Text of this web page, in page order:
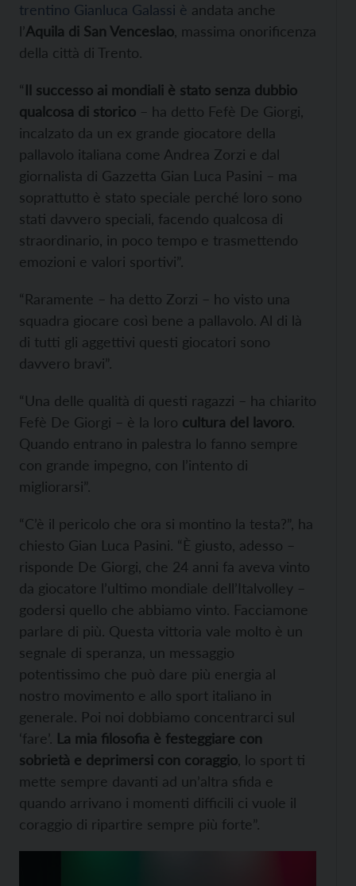
trentino Gianluca Galassi è andata anche
l’Aquila di San Venceslao , massima onorificenza
della città di Trento.
“Il successo ai mondiali è stato senza dubbio
qualcosa di storico – ha detto Fefè De Giorgi,
incalzato da un ex grande giocatore della
pallavolo italiana come Andrea Zorzi e dal
giornalista di Gazzetta Gian Luca Pasini – ma
soprattutto è stato speciale perché loro sono
stati davvero speciali, facendo qualcosa di
straordinario, in poco tempo e trasmettendo
emozioni e valori sportivi”.
“Raramente – ha detto Zorzi – ho visto una
squadra giocare così bene a pallavolo. Al di là
di tutti gli aggettivi questi giocatori sono
davvero bravi”.
“Una delle qualità di questi ragazzi – ha chiarito
Fefè De Giorgi – è la loro cultura del lavoro.
Quando entrano in palestra lo fanno sempre
con grande impegno, con l’intento di
migliorarsi”.
“C’è il pericolo che ora si montino la testa?”, ha
chiesto Gian Luca Pasini. “È giusto, adesso –
risponde De Giorgi, che 24 anni fa aveva vinto
da giocatore l’ultimo mondiale dell’Italvolley –
godersi quello che abbiamo vinto. Facciamone
parlare di più. Questa vittoria vale molto è un
segnale di speranza, un messaggio
potentissimo che può dare più energia al
nostro movimento e allo sport italiano in
generale. Poi noi dobbiamo concentrarci sul
‘fare’. La mia filosofia è festeggiare con
sobrietà e deprimersi con coraggio , lo sport ti
mette sempre davanti ad un’altra sfida e
quando arrivano i momenti difficili ci vuole il
coraggio di ripartire sempre più forte”.